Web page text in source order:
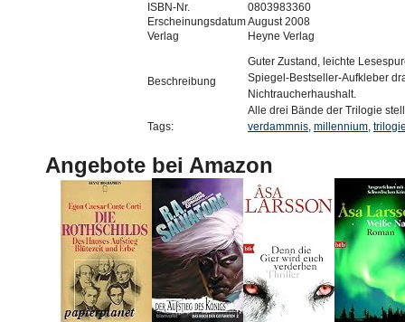
ISBN-Nr.
0803983360
ErscheinungsdatumAugust 2008
Verlag
Heyne Verlag
Beschreibung
Guter Zustand, leichte
Spiegel-Bestseller-Aufkleber
Nichtraucherhaushalt.
Alle drei Bände der Trilogie
Tags:
verdammnis, millennium,
Angebote bei Amazon